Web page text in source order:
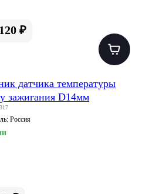
120 ₽
датчика температуры
зажигания D14мм
Россия